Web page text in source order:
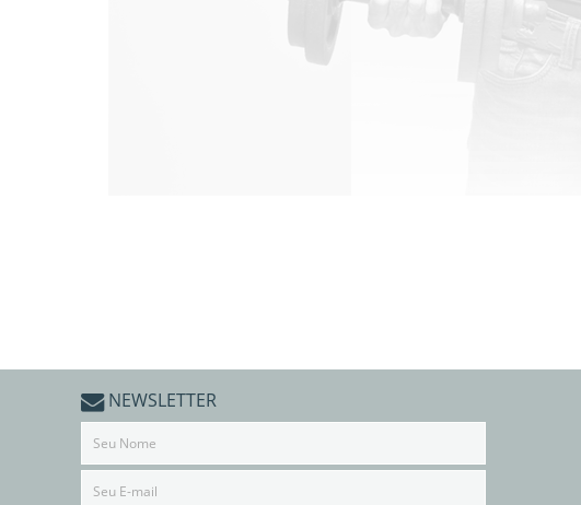
NEWSLETTER